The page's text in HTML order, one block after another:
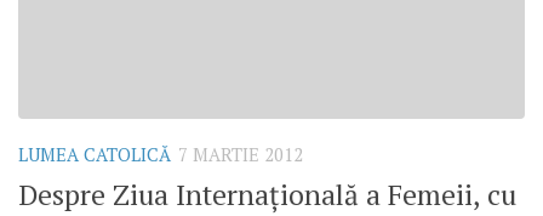
LUMEA CATOLICĂ 7 MARTIE 2012
Despre Ziua Internaţională a Femeii, cu